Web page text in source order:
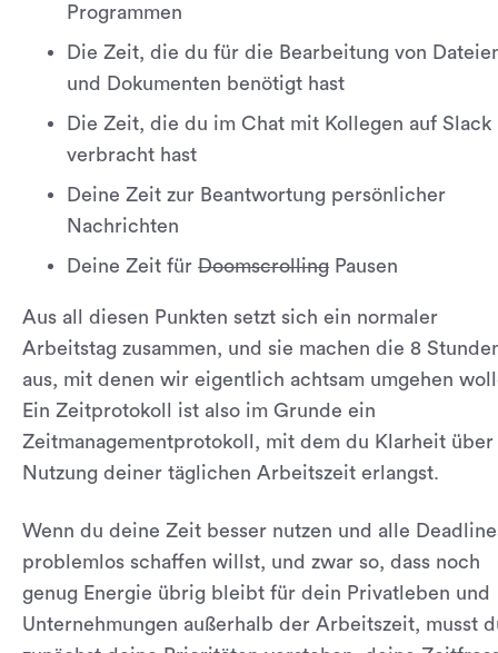
Programmen
Die Zeit, die du für die Bearbeitung von
und Dokumenten benötigt hast
Die Zeit, die du im Chat mit Kollegen auf Slack
verbracht hast
Deine Zeit zur Beantwortung persönlicher
Nachrichten
Deine Zeit für Doomscrolling Pausen
Aus all diesen Punkten setzt sich ein normaler
Arbeitstag zusammen, und sie machen die 8
aus, mit denen wir eigentlich achtsam umgehen
Ein Zeitprotokoll ist also im Grunde ein
Zeitmanagementprotokoll, mit dem du Klarheit
Nutzung deiner täglichen Arbeitszeit erlangst.
Wenn du deine Zeit besser nutzen und alle
problemlos schaffen willst, und zwar so, dass noch
genug Energie übrig bleibt für dein Privatleben und
Unternehmungen außerhalb der Arbeitszeit, musst